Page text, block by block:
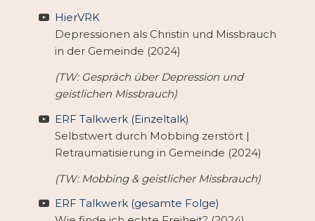
HierVRK
Depressionen als Christin und Missbrauch
in der Gemeinde (2024)
(TW: Gespräch über Depression und
geistlichen Missbrauch)
ERF Talkwerk (Einzeltalk)
Selbstwert durch Mobbing zerstört |
Retraumatisierung in Gemeinde (2024)
(TW: Mobbing & geistlicher Missbrauch)
ERF Talkwerk (gesamte Folge)